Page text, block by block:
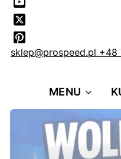
sklep@prospeed.pl +48
MENU